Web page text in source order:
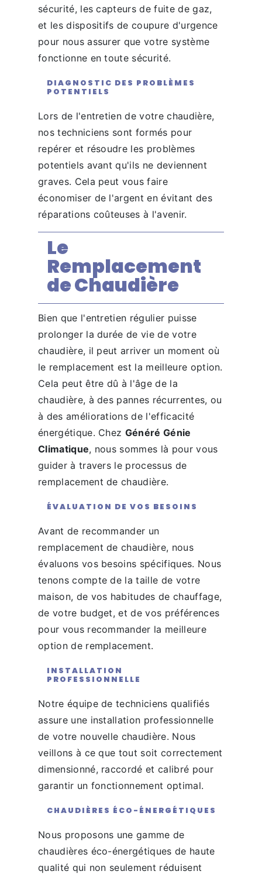
sécurité, les capteurs de fuite de gaz,
et les dispositifs de coupure d'urgence
pour nous assurer que votre système
fonctionne en toute sécurité.
DIAGNOSTIC DES PROBLÈMES
POTENTIELS
Lors de l'entretien de votre chaudière,
nos techniciens sont formés pour
repérer et résoudre les problèmes
potentiels avant qu'ils ne deviennent
graves. Cela peut vous faire
économiser de l'argent en évitant des
réparations coûteuses à l'avenir.
Le
Remplacement
de Chaudière
Bien que l'entretien régulier puisse
prolonger la durée de vie de votre
chaudière, il peut arriver un moment où
le remplacement est la meilleure option.
Cela peut être dû à l'âge de la
chaudière, à des pannes récurrentes, ou
à des améliorations de l'efficacité
énergétique. Chez Généré Génie
Climatique, nous sommes là pour vous
guider à travers le processus de
remplacement de chaudière.
ÉVALUATION DE VOS BESOINS
Avant de recommander un
remplacement de chaudière, nous
évaluons vos besoins spécifiques. Nous
tenons compte de la taille de votre
maison, de vos habitudes de chauffage,
de votre budget, et de vos préférences
pour vous recommander la meilleure
option de remplacement.
INSTALLATION
PROFESSIONNELLE
Notre équipe de techniciens qualifiés
assure une installation professionnelle
de votre nouvelle chaudière. Nous
veillons à ce que tout soit correctement
dimensionné, raccordé et calibré pour
garantir un fonctionnement optimal.
CHAUDIÈRES ÉCO-ÉNERGÉTIQUES
Nous proposons une gamme de
chaudières éco-énergétiques de haute
qualité qui non seulement réduisent